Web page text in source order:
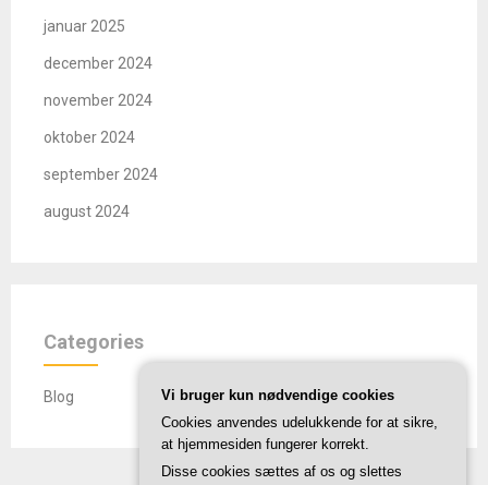
januar 2025
december 2024
november 2024
oktober 2024
september 2024
august 2024
Categories
Blog
Vi bruger kun nødvendige cookies
Cookies anvendes udelukkende for at sikre,
at hjemmesiden fungerer korrekt.
Disse cookies sættes af os og slettes